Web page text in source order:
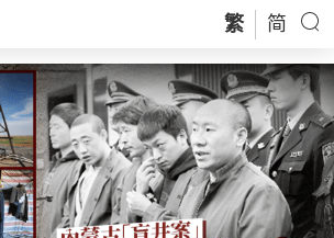
繁 简